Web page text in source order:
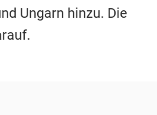
Ungarn hinzu. Die